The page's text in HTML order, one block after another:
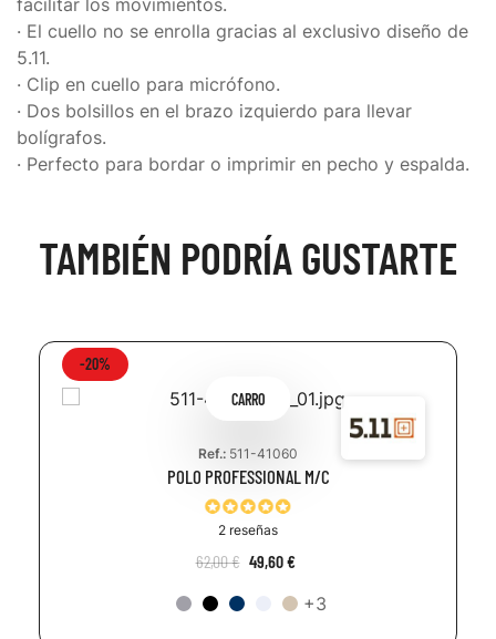
facilitar los movimientos.
· El cuello no se enrolla gracias al exclusivo diseño de
5.11.
· Clip en cuello para micrófono.
· Dos bolsillos en el brazo izquierdo para llevar
bolígrafos.
· Perfecto para bordar o imprimir en pecho y espalda.
TAMBIÉN PODRÍA GUSTARTE
-20%
CARRO
Ref.: 511-41060
POLO PROFESSIONAL M/C
2 reseñas
62,00 € 49,60 €
+3